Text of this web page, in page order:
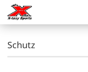
Schutz